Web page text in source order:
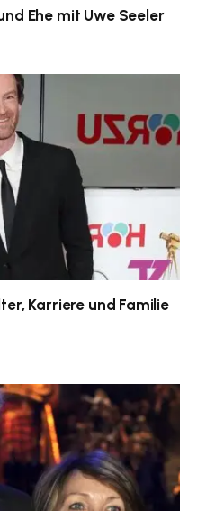
Ehe mit Uwe Seeler
Karriere und Familie